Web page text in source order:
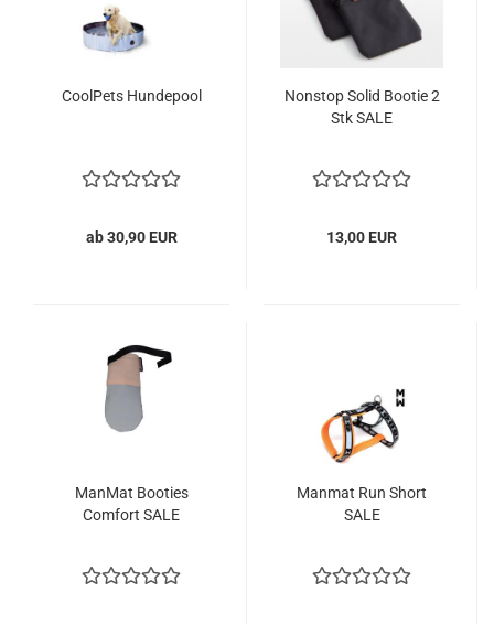
CoolPets Hundepool
ab 30,90 EUR
Nonstop Solid Bootie 2
Stk SALE
13,00 EUR
ManMat Booties
Comfort SALE
Manmat Run Short
SALE